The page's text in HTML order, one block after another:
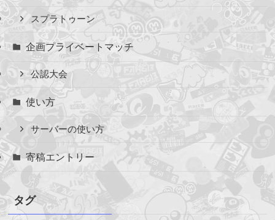
スプラトゥーン
企画プライベートマッチ
公認大会
使い方
サーバーの使い方
寄稿エントリー
タグ